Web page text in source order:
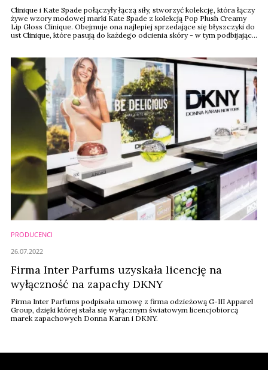
Clinique i Kate Spade połączyły łączą siły, stworzyć kolekcję, która łączy
żywe wzory modowej marki Kate Spade z kolekcją Pop Plush Creamy
Lip Gloss Clinique. Obejmuje ona najlepiej sprzedające się błyszczyki do
ust Clinique, które pasują do każdego odcienia skóry - w tym podbijający
PRODUCENCI
Firma Inter Parfums uzyskała licencję na
wyłączność na zapachy DKNY
Firma Inter Parfums podpisała umowę z firma odzieżową G-III Apparel
Group, dzięki której stała się wyłącznym światowym licencjobiorcą
marek zapachowych Donna Karan i DKNY.
26.07.2022